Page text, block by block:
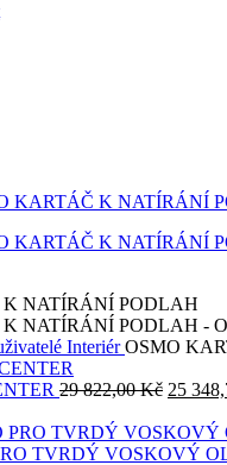
InteriérOSMO
29 822,00Kč
byla:
29
25
TVRDÝ VOSKOVÝ